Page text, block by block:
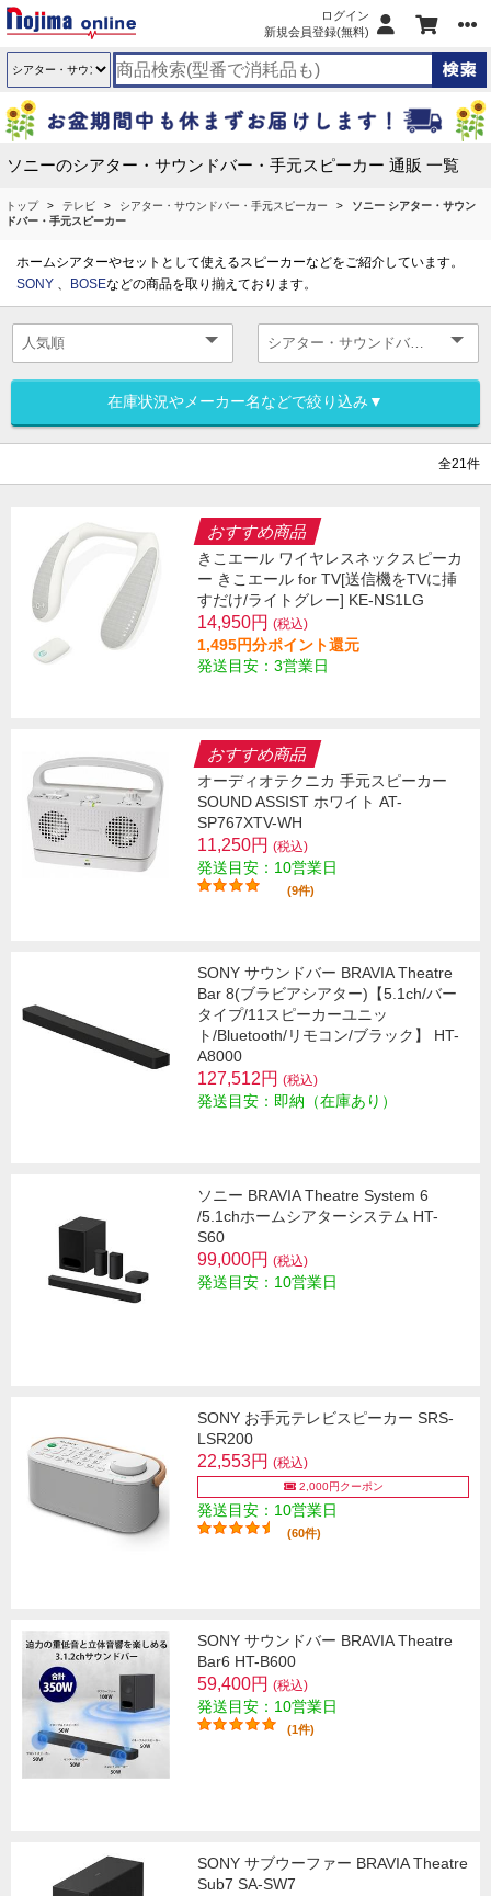
ログイン
新規会員登録(無料)
ソニーのシアター・サウンドバー・手元スピーカー 通販 一覧
トップ テレビ シアター・サウンドバー・手元スピーカー
ソニー シアター・サウン
ドバー・手元スピーカー
ホームシアターやセットとして使えるスピーカーなどをご紹介しています。
SONY 、 BOSEなどの商品を取り揃えております。
在庫状況やメーカー名などで絞り込み▼
全21件
おすすめ商品
きこエール ワイヤレスネックスピーカ
ー きこエール for TV[送信機をTVに挿
すだけ/ライトグレー] KE-NS1LG
14,950円 (税込)
1,495円分ポイント還元
発送目安：3営業日
おすすめ商品
オーディオテクニカ 手元スピーカー
SOUND ASSIST ホワイト AT-
SP767XTV-WH
11,250円 (税込)
発送目安：10営業日
(9件)
SONY サウンドバー BRAVIA Theatre
Bar 8(ブラビアシアター)【5.1ch/バー
タイプ/11スピーカーユニッ
ト/Bluetooth/リモコン/ブラック】 HT-
A8000
127,512円 (税込)
発送目安：即納（在庫あり）
ソニー BRAVIA Theatre System 6
/5.1chホームシアターシステム HT-
S60
99,000円 (税込)
発送目安：10営業日
SONY お手元テレビスピーカー SRS-
LSR200
22,553円 (税込)
2,000円クーポン
発送目安：10営業日
(60件)
SONY サウンドバー BRAVIA Theatre
Bar6 HT-B600
59,400円 (税込)
発送目安：10営業日
(1件)
SONY サブウーファー BRAVIA Theatre
Sub7 SA-SW7